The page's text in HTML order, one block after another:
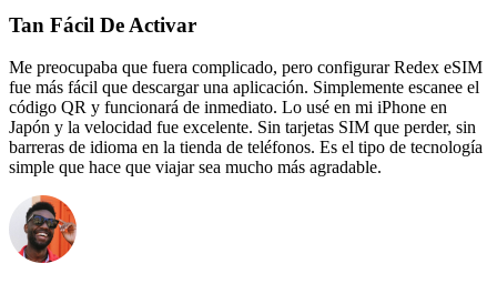
Tan Fácil De Activar
Me preocupaba que fuera complicado, pero configurar Redex eSIM
fue más fácil que descargar una aplicación. Simplemente escanee el
código QR y funcionará de inmediato. Lo usé en mi iPhone en
Japón y la velocidad fue excelente. Sin tarjetas SIM que perder, sin
barreras de idioma en la tienda de teléfonos. Es el tipo de tecnología
simple que hace que viajar sea mucho más agradable.